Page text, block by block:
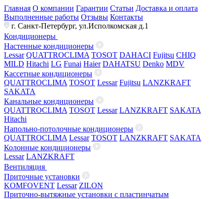
Главная О компании Гарантии Статьи Доставка и оплата
Выполненные работы Отзывы Контакты
г. Санкт-Петербург, ул.Исполкомская д.1
Кондиционеры
Настенные кондиционеры
Lessar QUATTROCLIMA TOSOT DAHACI Fujitsu CHIQ
MILD Hitachi LG Funai Haier DAHATSU Denko MDV
Кассетные кондиционеры
QUATTROCLIMA TOSOT Lessar Fujitsu LANZKRAFT
SAKATA
Канальные кондиционеры
QUATTROCLIMA TOSOT Lessar LANZKRAFT SAKATA
Hitachi
Напольно-потолочные кондиционеры
QUATTROCLIMA Lessar TOSOT LANZKRAFT SAKATA
Колонные кондиционеры
Lessar LANZKRAFT
Вентиляция
Приточные установки
KOMFOVENT Lessar ZILON
Приточно-вытяжные установки с пластинчатым